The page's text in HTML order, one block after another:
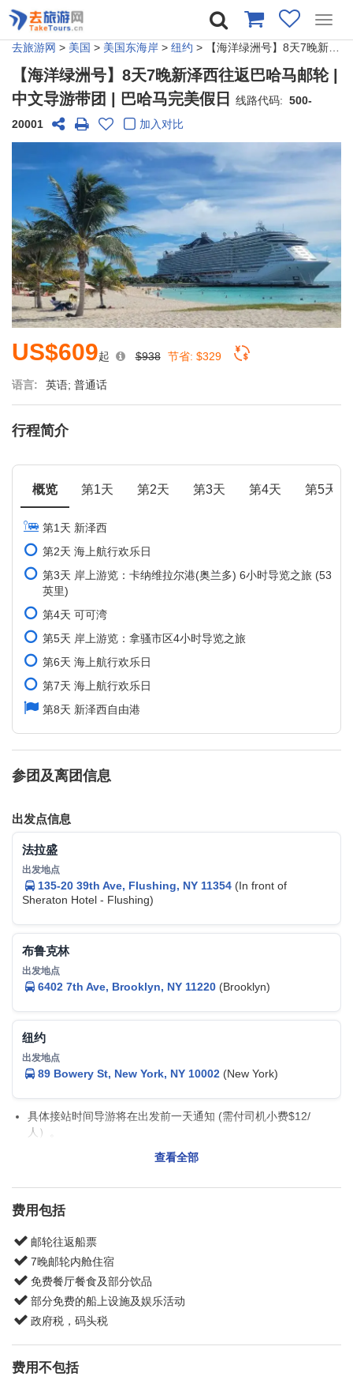
去旅游网 > 美国 > 美国东海岸 > 纽约 > 【海洋绿洲号】8天7晚新泽西往返巴哈马邮轮 | 中文导游带团 | 巴哈马完美假日
【海洋绿洲号】8天7晚新泽西往返巴哈马邮轮 |
中文导游带团 | 巴哈马完美假日
线路代码: 500-
20001
加入对比
US$609起 $938 节省: $329
语言: 英语; 普通话
行程简介
概览 第1天 第2天 第3天 第4天 第5天
第1天 新泽西
第2天 海上航行欢乐日
第3天 岸上游览：卡纳维拉尔港(奥兰多) 6小时导览之旅 (53
英里)
第4天 可可湾
第5天 岸上游览：拿骚市区4小时导览之旅
第6天 海上航行欢乐日
第7天 海上航行欢乐日
第8天 新泽西自由港
参团及离团信息
出发点信息
法拉盛
135-20 39th Ave, Flushing, NY 11354(In front of
Sheraton Hotel - Flushing)
布鲁克林
6402 7th Ave, Brooklyn, NY 11220(Brooklyn)
纽约
89 Bowery St, New York, NY 10002(New York)
具体接站时间导游将在出发前一天通知 (需付司机小费$12/
人）。
2:00pm之后出发的国际航班查看全部
费用包括
邮轮往返船票
7晚邮轮内舱住宿
免费餐厅餐食及部分饮品
部分免费的船上设施及娱乐活动
政府税，码头税
费用不包括